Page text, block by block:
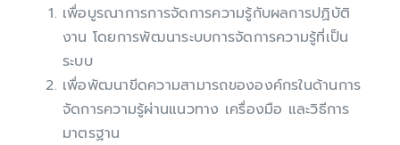
เพื่อบูรณาการการจัดการความรู้กับผลการปฏิบัติ
งาน โดยการพัฒนาระบบการจัดการความรู้ที่เป็น
ระบบ
เพื่อพัฒนาขีดความสามารถขององค์กรในด้านการ
จัดการความรู้ผ่านแนวทาง เครื่องมือ และวิธีการ
มาตรฐาน